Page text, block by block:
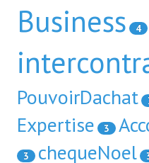
Business 4
PouvoirDachat
Expertise 3
3 chequeNoel